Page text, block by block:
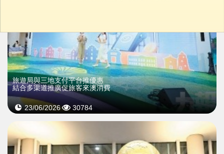
旅遊局與三地支付平台推優惠
結合多渠道推廣促旅客來澳消費
23/06/2026 30784